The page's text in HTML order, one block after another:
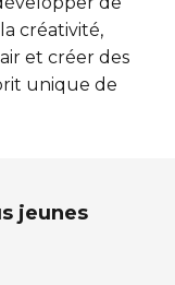
créativité,
et créer des
unique de
jeunes